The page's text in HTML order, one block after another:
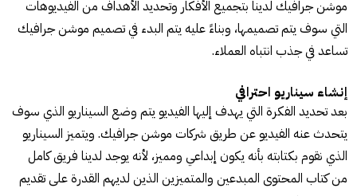
موشن جرافيك لدينا بتجميع الأفكار وتحديد الأهداف من الفيديوهات
التي سوف يتم تصميمها، وبناءً عليه يتم البدء في تصميم موشن جرافيك
تساعد في جذب انتباه العملاء.
إنشاء سيناريو احترافي
بعد تحديد الفكرة التي يهدف إليها الفيديو يتم وضع السيناريو الذي سوف
يتحدث عنه الفيديو عن طريق شركات موشن جرافيك. ويتميز السيناريو
الذي نقوم بكتابته بأنه يكون إبداعي ومميز، لأنه يوجد لدينا فريق كامل
من كتاب المحتوى المبدعين والمتميزين الذين لديهم القدرة على تقديم